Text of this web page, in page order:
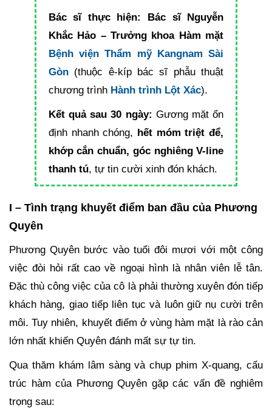
Bác sĩ thực hiện:
Bác sĩ Nguyễn
Khắc Hảo – Trưởng khoa Hàm mặt
Bệnh viện Thẩm mỹ Kangnam Sài
Gòn(thuộc ê-kíp bác sĩ phẫu thuật
chương trình Hành trình Lột Xác).
Kết quả sau 30 ngày: Gương mặt ổn
định nhanh chóng, hết móm triệt để,
khớp cắn chuẩn, góc nghiêng V-line
thanh tú, tự tin cười xinh đón khách.
I – Tình trạng khuyết điểm ban đầu của Phương
Quyên
Phương Quyên bước vào tuổi đôi mươi với một công
việc đòi hỏi rất cao về ngoại hình là nhân viên lễ tân.
Đặc thù công việc của cô là phải thường xuyên đón tiếp
khách hàng, giao tiếp liên tục và luôn giữ nụ cười trên
môi. Tuy nhiên, khuyết điểm ở vùng hàm mặt là rào cản
lớn nhất khiến Quyên đánh mất sự tự tin.
Qua thăm khám lâm sàng và chụp phim X-quang, cấu
trúc hàm của Phương Quyên gặp các vấn đề nghiêm
trọng sau: